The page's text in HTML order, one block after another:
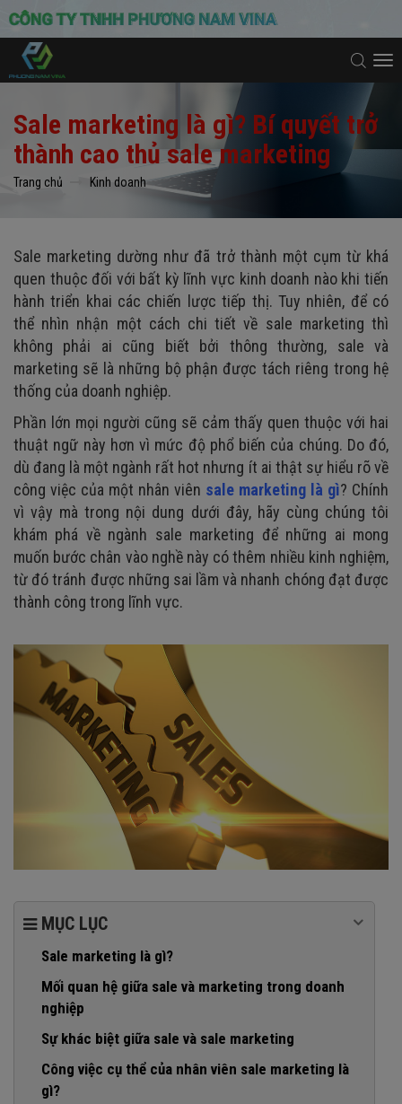
Sale marketing là gì? Bí quyết trở
thành cao thủ sale marketing
Trang chủ Kinh doanh
Sale marketing dường như đã trở thành một cụm từ khá
quen thuộc đối với bất kỳ lĩnh vực kinh doanh nào khi tiến
hành triển khai các chiến lược tiếp thị. Tuy nhiên, để có
thể nhìn nhận một cách chi tiết về sale marketing thì
không phải ai cũng biết bởi thông thường, sale và
marketing sẽ là những bộ phận được tách riêng trong hệ
thống của doanh nghiệp.
Phần lớn mọi người cũng sẽ cảm thấy quen thuộc với hai
thuật ngữ này hơn vì mức độ phổ biến của chúng. Do đó,
dù đang là một ngành rất hot nhưng ít ai thật sự hiểu rõ về
công việc của một nhân viên sale marketing là gì? Chính
vì vậy mà trong nội dung dưới đây, hãy cùng chúng tôi
khám phá về ngành sale marketing để những ai mong
muốn bước chân vào nghề này có thêm nhiều kinh nghiệm,
từ đó tránh được những sai lầm và nhanh chóng đạt được
thành công trong lĩnh vực.
MỤC LỤC
Sale marketing là gì?
Mối quan hệ giữa sale và marketing trong doanh
nghiệp
Sự khác biệt giữa sale và sale marketing
Công việc cụ thể của nhân viên sale marketing là
gì?